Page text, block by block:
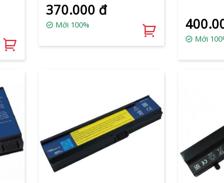
370.000 đ
Mới 100%
Mới